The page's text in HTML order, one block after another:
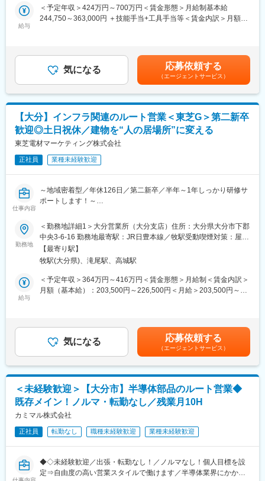
当いただきます。
・設機械等のメンテナンスや納車業務をサポートすることによ
の専門用語を理解する（機械の通称や型式等）
■ここが魅力！
・磁場顧客と深い関係構築が可能！：
九州地場顧客の深耕営業がメインとなるので、1社1社に真摯に向
き合う営業スタイルを学ぶことができます。
提案営業でスキルアップ：「仕様・価格・納期」をバランスよく
考えながら提案
アットホームな職場：少数精鋭で一人ひとりをじっくり育成
働きやすさ◎：月残業平均20時間、年間休日120日以上
■こんな方にピッタリ！
第二新卒で営業に挑戦したい
長く安定して働ける環境を探している
変更の範囲：会社の定める業務
◇車検/点検整備、一般整備
◇アドバイザーへの作業内容共有連携
説明を行います。
・営業推進室研修 ：営業の販売促進部門より、全3回の研
修を行います。
（入社時・入社より１か月・入社よ
り３か月）
・ブラザー/シスター制度 ：入社より最長で半年間、先輩社員が教
育担当として１名付き、OJTで指導をいたします。
・メーカー研修 ：メーカー主催の研修に参加いただく
事がございます。
ブランドや商品理解を深める貴重な
給与
＜予定年収＞424万円～700万円＜賃金形態＞月給制基本給
244,750～363,000円 ＋技能手当+工具手当等＜賃金内訳＞月額
＋工具手当等を含む・残業代（1分単位で支給。1か月平均残業時
間:25時間）・インセンティブ別途支給・賞与 年２回支給
（6月,12月）・給与改定 年２回（7月,1月）・工具手当・技能手
当・役職手当賃金はあくまでも目安の金額であり、選考を通じて
上下する可能性があります。月給(月額)は固定手当を含めた表記で
す。
気になる 応募依頼する
（エージェントサービス）
【大分】インフラ関連のルート営業＜東芝G＞第二新卒
歓迎◎土日祝休／建物を“人の居場所”に変える
東芝電材マーケティング株式会社
正社員 業種未経験歓迎
仕事内容
～地域密着型／年休126日／第二新卒／半年～1年しっかり研修サ
ポートします！～
★大手東芝グループで、顧客基盤、経営基盤が安定しています！
★第二新卒！半年～1年しっかり研修サポートします！
★100％既存顧客のため、新規開拓のプレッシャーがなく、顧客
との関係構築に集中できます◎
★年間休日126日！土日祝休みでワークライフバランスも整いま
す♪
いている”かもしれません。
それらすべてに、明かりや空気、安全を届ける設備があります。
私たちは、「建物が人の居場所になる瞬間」を支える営業です。
・得意先へ訪問し、製品PRや打ち合わせなどの営業活動（既存顧
客が100％）
・問い合わせ対応や見積り作成などの事務作業
・アイテムの商品管理や手配、納品
※内勤：外勤＝5:5ほど。出張はなく、基本的に近距離での訪問で
す。
※お客様は電気工事店、工務店などがメインになります。
■入社後の流れ・研修制度：
半年から1年かけて受注入力や在庫・入出庫の検品、配送などを通
勤務地
＜勤務地詳細1＞大分営業所（大分支店）住所：大分県大分市下郡
中央3-6-16 勤務地最寄駅：JR日豊本線／牧駅受動喫煙対策：屋内
全面禁煙＜勤務地詳細2＞佐伯営業所住所：大分県 佐伯市長島町
1-6-20受動喫煙対策：屋内全面禁煙＜勤務地詳細3＞中津営業所住
範囲：会社の定める事業所
【最寄り駅】
牧駅(大分県)、滝尾駅、高城駅
給与
＜予定年収＞364万円～416万円＜賃金形態＞月給制＜賃金内訳＞
月額（基本給）：203,500円～226,500円＜月給＞203,500円～
■賞与：年2回賃金はあくまでも目安の金額であり、選考を通じて
上下する可能性があります。月給(月額)は固定手当を含めた表記で
す。
気になる 応募依頼する
（エージェントサービス）
＜未経験歓迎＞【大分市】半導体部品のルート営業◆
既存メイン！ノルマ・転勤なし／残業月10H
カミマル株式会社
正社員 転勤なし 職種未経験歓迎 業種未経験歓迎
◆◇未経験歓迎／出張・転勤なし！／ノルマなし！個人目標を設
定⇒自由度の高い営業スタイルで働けます／半導体業界にかかわ